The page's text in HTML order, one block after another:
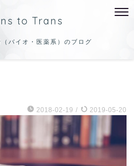
to Trans
バイオ・医薬系）のブログ
2018-02-19 / 2019-05-20